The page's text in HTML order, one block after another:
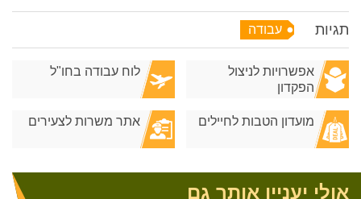
תגיות עבודה
אפשרויות לניצול
הפקדון
לוח עבודה בחו"ל
מועדון הטבות לחיילים אתר משרות לצעירים
אולי יעניין אותך גם